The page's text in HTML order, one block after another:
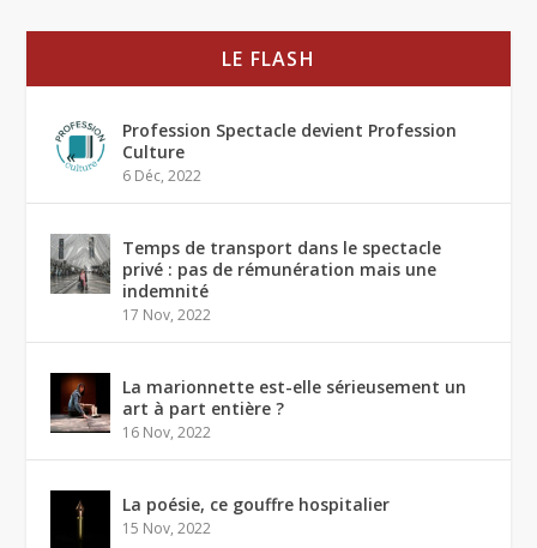
LE FLASH
Profession Spectacle devient Profession
Culture
6 Déc, 2022
Temps de transport dans le spectacle
privé : pas de rémunération mais une
indemnité
17 Nov, 2022
La marionnette est-elle sérieusement un
art à part entière ?
16 Nov, 2022
La poésie, ce gouffre hospitalier
15 Nov, 2022